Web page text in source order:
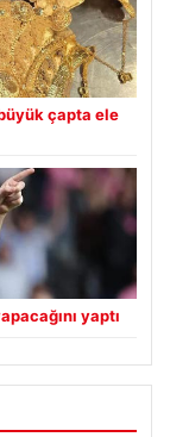
çapta ele
yaptı